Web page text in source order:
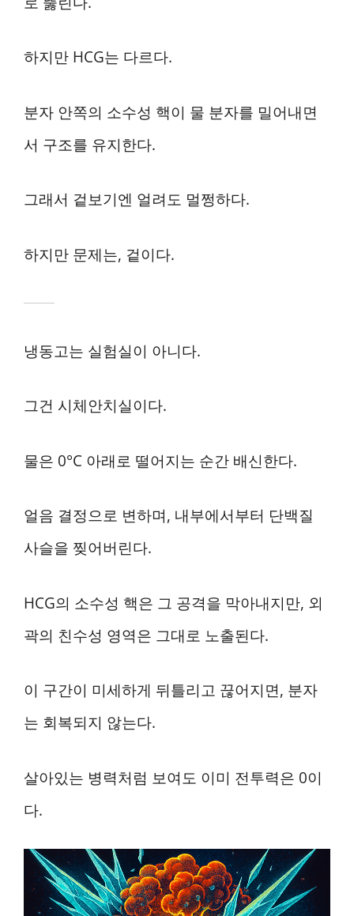
하지만 HCG는 다르다.
분자 안쪽의 소수성 핵이 물 분자를 밀어내면
서 구조를 유지한다.
그래서 겉보기엔 얼려도 멀쩡하다.
하지만 문제는, 겉이다.
냉동고는 실험실이 아니다.
그건 시체안치실이다.
물은 0°C 아래로 떨어지는 순간 배신한다.
얼음 결정으로 변하며, 내부에서부터 단백질
사슬을 찢어버린다.
HCG의 소수성 핵은 그 공격을 막아내지만, 외
곽의 친수성 영역은 그대로 노출된다.
이 구간이 미세하게 뒤틀리고 끊어지면, 분자
는 회복되지 않는다.
살아있는 병력처럼 보여도 이미 전투력은 0이
다.